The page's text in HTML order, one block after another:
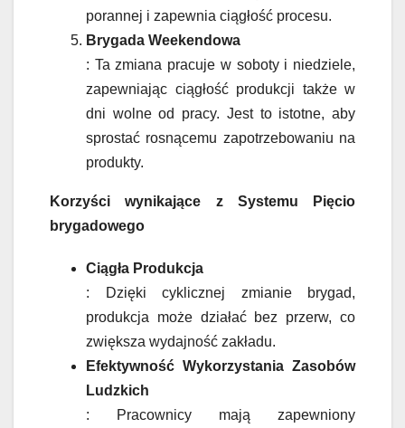
porannej i zapewnia ciągłość procesu.
Brygada Weekendowa
: Ta zmiana pracuje w soboty i niedziele,
zapewniając ciągłość produkcji także w
dni wolne od pracy. Jest to istotne, aby
sprostać rosnącemu zapotrzebowaniu na
produkty.
Korzyści wynikające z Systemu Pięcio
brygadowego
Ciągła Produkcja
: Dzięki cyklicznej zmianie brygad,
produkcja może działać bez przerw, co
zwiększa wydajność zakładu.
Efektywność Wykorzystania Zasobów
Ludzkich
: Pracownicy mają zapewniony